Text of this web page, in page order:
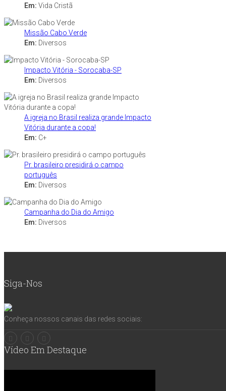
Em: Vida Cristã
Missão Cabo Verde
Em: Diversos
Impacto Vitória - Sorocaba-SP
Em: Diversos
A igreja no Brasil realiza grande Impacto
Vitória durante a copa!
Em: C+
Pr. brasileiro presidirá o campo
português
Em: Diversos
Campanha do Dia do Amigo
Em: Diversos
Siga-Nos
Conheça nossos canais das redes sociais:
Vídeo Em Destaque